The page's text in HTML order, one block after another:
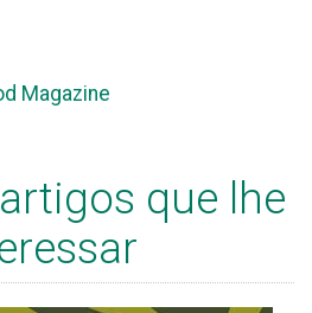
Magazine
que lhe